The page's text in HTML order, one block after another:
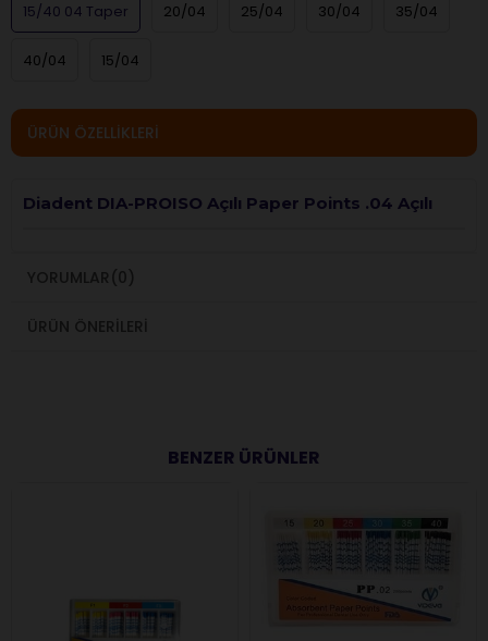
15/40 04 Taper 20/04 25/04 30/04 35/04
40/04 15/04
ÜRÜN ÖZELLIKLERI
Diadent DIA-PROISO Açılı Paper Points .04 Açılı
YORUMLAR (0)
ÜRÜN ÖNERILERI
BENZER ÜRÜNLER